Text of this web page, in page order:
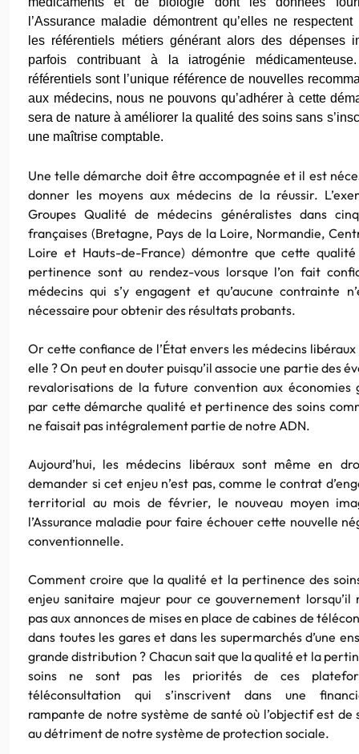
l’Assurance maladie démontrent qu’elles ne
les référentiels métiers générant alors des dépenses
parfois contribuant à la iatrogénie
référentiels sont l’unique référence de nouvelles
aux médecins, nous ne pouvons qu’adhérer à cette
sera de nature à améliorer la qualité des soins sans
une maîtrise comptable.
Une telle démarche doit être accompagnée et il est
donner les moyens aux médecins de la réussir.
Groupes Qualité de médecins généralistes dans
françaises (Bretagne, Pays de la Loire, Normandie,
Loire et Hauts-de-France) démontre que cette
pertinence sont au rendez-vous lorsque l’on fait
médecins qui s’y engagent et qu’aucune contrainte
nécessaire pour obtenir des résultats probants.
Or cette confiance de l’État envers les médecins
elle ? On peut en douter puisqu’il associe une partie des
revalorisations de la future convention aux économies
par cette démarche qualité et pertinence des soins
ne faisait pas intégralement partie de notre ADN.
Aujourd’hui, les médecins libéraux sont même en
demander si cet enjeu n’est pas, comme le contrat
territorial au mois de février, le nouveau moyen
l’Assurance maladie pour faire échouer cette nouvelle
conventionnelle.
Comment croire que la qualité et la pertinence des
enjeu sanitaire majeur pour ce gouvernement lorsqu’il
pas aux annonces de mises en place de cabines de
dans toutes les gares et dans les supermarchés d’une
grande distribution ? Chacun sait que la qualité et la
soins ne sont pas les priorités de ces
téléconsultation qui s’inscrivent dans une
rampante de notre système de santé où l’objectif est de
au détriment de notre système de protection sociale.